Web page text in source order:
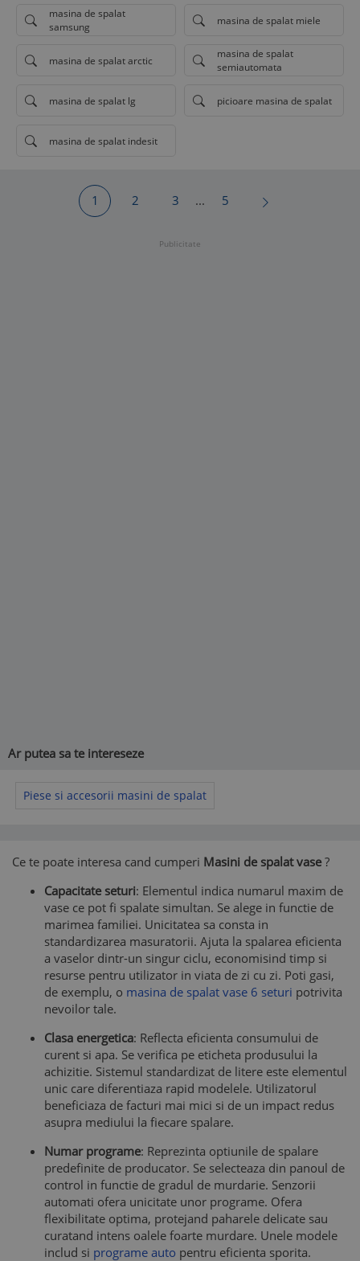
masina de spalat
samsung
masina de spalat miele
masina de spalat arctic
masina de spalat
semiautomata
masina de spalat lg picioare masina de spalat
masina de spalat indesit
1 2 3 ... 5
Publicitate
Ar putea sa te intereseze
Piese si accesorii masini de spalat
Ce te poate interesa cand cumperi Masini de spalat vase?
Capacitate seturi: Elementul indica numarul maxim de
vase ce pot fi spalate simultan. Se alege in functie de
marimea familiei. Unicitatea sa consta in
standardizarea masuratorii. Ajuta la spalarea eficienta
a vaselor dintr-un singur ciclu, economisind timp si
resurse pentru utilizator in viata de zi cu zi. Poti gasi,
de exemplu, o masina de spalat vase 6 seturi potrivita
nevoilor tale.
Clasa energetica: Reflecta eficienta consumului de
curent si apa. Se verifica pe eticheta produsului la
achizitie. Sistemul standardizat de litere este elementul
unic care diferentiaza rapid modelele. Utilizatorul
beneficiaza de facturi mai mici si de un impact redus
asupra mediului la fiecare spalare.
Numar programe: Reprezinta optiunile de spalare
predefinite de producator. Se selecteaza din panoul de
control in functie de gradul de murdarie. Senzorii
automati ofera unicitate unor programe. Ofera
flexibilitate optima, protejand paharele delicate sau
curatand intens oalele foarte murdare. Unele modele
includ si programe auto pentru eficienta sporita.